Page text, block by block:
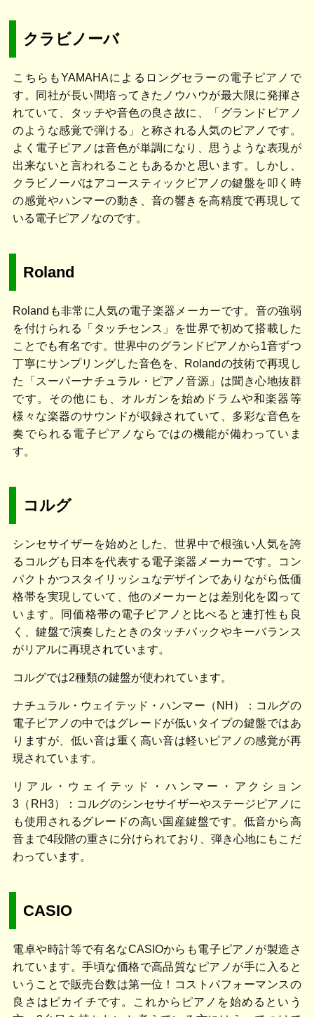
クラビノーバ
こちらもYAMAHAによるロングセラーの電子ピアノで
す。同社が長い間培ってきたノウハウが最大限に発揮さ
れていて、タッチや音色の良さ故に、「グランドピアノ
のような感覚で弾ける」と称される人気のピアノです。
よく電子ピアノは音色が単調になり、思うような表現が
出来ないと言われることもあるかと思います。しかし、
クラビノーバはアコースティックピアノの鍵盤を叩く時
の感覚やハンマーの動き、音の響きを高精度で再現して
いる電子ピアノなのです。
Roland
Rolandも非常に人気の電子楽器メーカーです。音の強弱
を付けられる「タッチセンス」を世界で初めて搭載した
ことでも有名です。世界中のグランドピアノから1音ずつ
丁寧にサンプリングした音色を、Rolandの技術で再現し
た「スーパーナチュラル・ピアノ音源」は聞き心地抜群
です。その他にも、オルガンを始めドラムや和楽器等
様々な楽器のサウンドが収録されていて、多彩な音色を
奏でられる電子ピアノならではの機能が備わっていま
す。
コルグ
シンセサイザーを始めとした、世界中で根強い人気を誇
るコルグも日本を代表する電子楽器メーカーです。コン
パクトかつスタイリッシュなデザインでありながら低価
格帯を実現していて、他のメーカーとは差別化を図って
います。同価格帯の電子ピアノと比べると連打性も良
く、鍵盤で演奏したときのタッチバックやキーバランス
がリアルに再現されています。
コルグでは2種類の鍵盤が使われています。
ナチュラル・ウェイテッド・ハンマー（NH）：コルグの
電子ピアノの中ではグレードが低いタイプの鍵盤ではあ
りますが、低い音は重く高い音は軽いピアノの感覚が再
現されています。
リアル・ウェイテッド・ハンマー・アクション
3（RH3）：コルグのシンセサイザーやステージピアノに
も使用されるグレードの高い国産鍵盤です。低音から高
音まで4段階の重さに分けられており、弾き心地にもこだ
わっています。
CASIO
電卓や時計等で有名なCASIOからも電子ピアノが製造さ
れています。手頃な価格で高品質なピアノが手に入ると
いうことで販売台数は第一位！コストパフォーマンスの
良さはピカイチです。これからピアノを始めるという